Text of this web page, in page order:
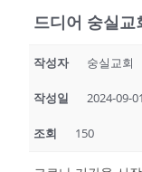
드디어 숭실
작성자 숭실교회
작성일 2024-09-
조회 150